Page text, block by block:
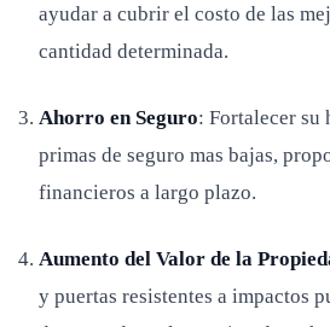
ayudar a cubrir el costo de las
cantidad determinada.
Ahorro en Seguro: Fortalecer su
primas de seguro mas bajas,
financieros a largo plazo.
Aumento del Valor de la
y puertas resistentes a impactos